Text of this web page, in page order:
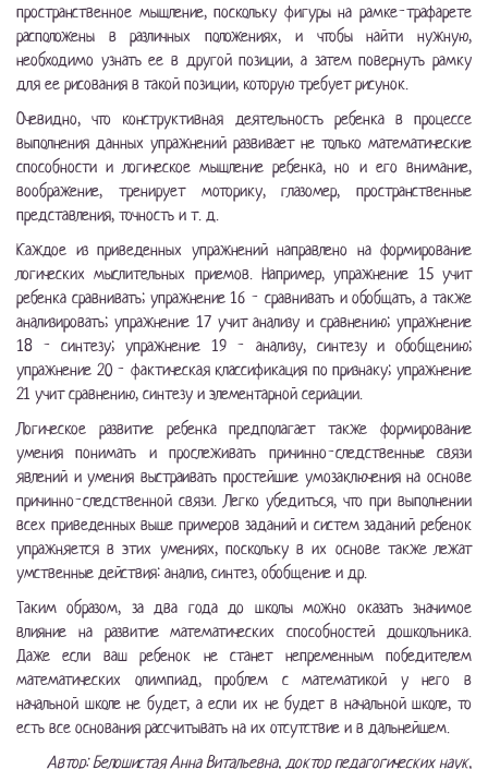
пространственное мышление, поскольку фигуры на рамке-трафарете
расположены в различных положениях, и чтобы найти нужную,
необходимо узнать ее в другой позиции, а затем повернуть рамку
для ее рисования в такой позиции, которую требует рисунок.
Очевидно, что конструктивная деятельность ребенка в процессе
выполнения данных упражнений развивает не только математические
способности и логическое мышление ребенка, но и его внимание,
воображение, тренирует моторику, глазомер, пространственные
представления, точность и т. д.
Каждое из приведенных упражнений направлено на формирование
логических мыслительных приемов. Например, упражнение 15 учит
ребенка сравнивать; упражнение 16 - сравнивать и обобщать, а также
анализировать; упражнение 17 учит анализу и сравнению; упражнение
18 - синтезу; упражнение 19 - анализу, синтезу и обобщению;
упражнение 20 - фактическая классификация по признаку; упражнение
21 учит сравнению, синтезу и элементарной сериации.
Логическое развитие ребенка предполагает также формирование
умения понимать и прослеживать причинно-следственные связи
явлений и умения выстраивать простейшие умозаключения на основе
причинно-следственной связи. Легко убедиться, что при выполнении
всех приведенных выше примеров заданий и систем заданий ребенок
упражняется в этих умениях, поскольку в их основе также лежат
умственные действия: анализ, синтез, обобщение и др.
Таким образом, за два года до школы можно оказать значимое
влияние на развитие математических способностей дошкольника.
Даже если ваш ребенок не станет непременным победителем
математических олимпиад, проблем с математикой у него в
начальной школе не будет, а если их не будет в начальной школе, то
есть все основания рассчитывать на их отсутствие и в дальнейшем.
Автор: Белошистая Анна Витальевна, доктор педагогических наук,